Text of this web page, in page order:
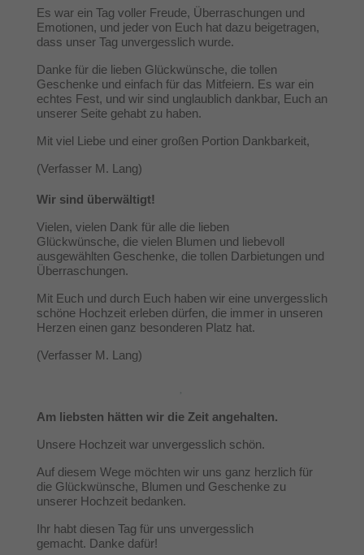
Es war ein Tag voller Freude, Überraschungen und
Emotionen, und jeder von Euch hat dazu beigetragen,
dass unser Tag unvergesslich wurde.
Danke für die lieben Glückwünsche, die tollen
Geschenke und einfach für das Mitfeiern. Es war ein
echtes Fest, und wir sind unglaublich dankbar, Euch an
unserer Seite gehabt zu haben.
Mit viel Liebe und einer großen Portion Dankbarkeit,
(Verfasser M. Lang)
Wir sind überwältigt!
Vielen, vielen Dank für alle die lieben
Glückwünsche, die vielen Blumen und liebevoll
ausgewählten Geschenke, die tollen Darbietungen und
Überraschungen.
Mit Euch und durch Euch haben wir eine unvergesslich
schöne Hochzeit erleben dürfen, die immer in unseren
Herzen einen ganz besonderen Platz hat.
(Verfasser M. Lang)
Am liebsten hätten wir die Zeit angehalten.
Unsere Hochzeit war unvergesslich schön.
Auf diesem Wege möchten wir uns ganz herzlich für
die Glückwünsche, Blumen und Geschenke zu
unserer Hochzeit bedanken.
Ihr habt diesen Tag für uns unvergesslich
gemacht. Danke dafür!